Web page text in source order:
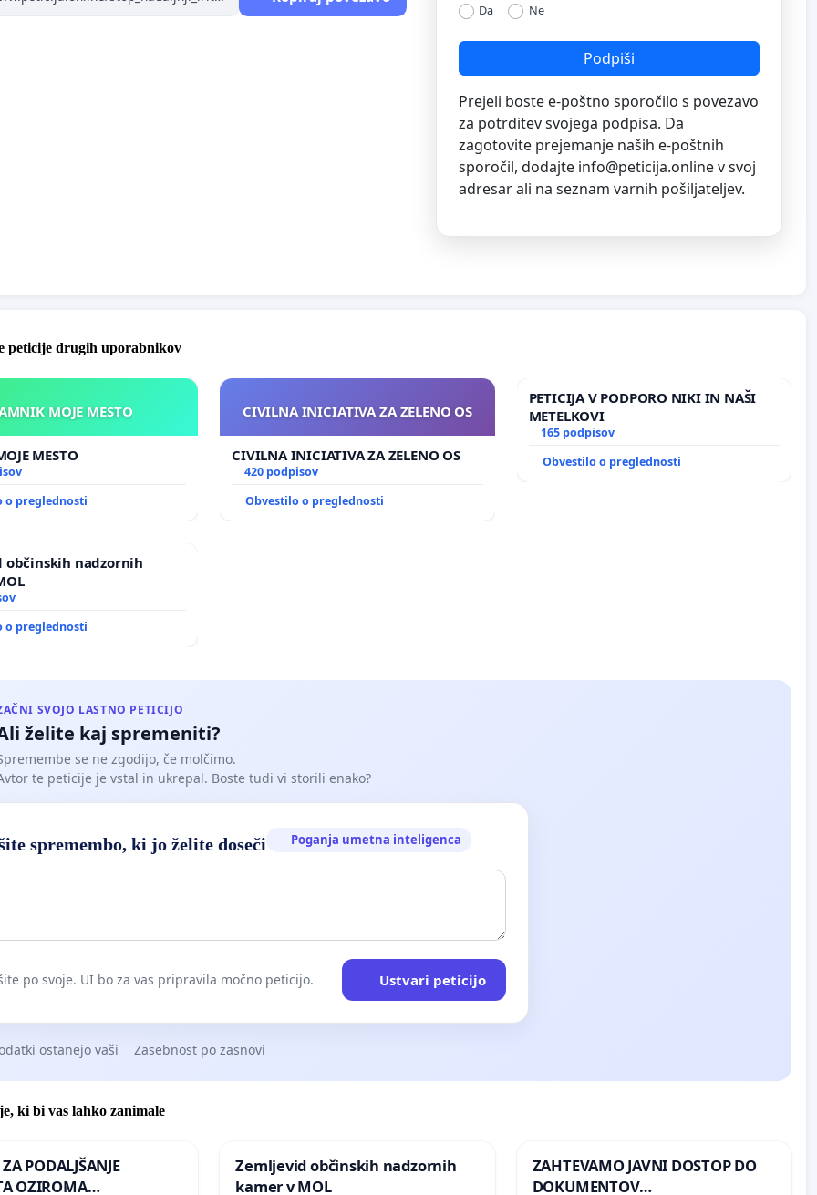
pregled postopkov,
Da Ne
Podpiši
Prejeli boste e-poštno sporočilo s povezavo
za potrditev svojega podpisa. Da
zagotovite prejemanje naših e-poštnih
sporočil, dodajte info@peticija.onlinev svoj
adresar ali na seznam varnih pošiljateljev.
peticije drugih uporabnikov
KAMNIK MOJE MESTO
KAMNIK MOJE MESTO
o preglednosti
CIVILNA INICIATIVA ZA ZELENO OS
CIVILNA INICIATIVA ZA ZELENO OS
420 podpisov
Obvestilo o preglednosti
PETICIJA V PODPORO NIKI IN NAŠI
METELKOVI
165 podpisov
Obvestilo o preglednosti
občinskih nadzornih
o preglednosti
SVOJO LASTNO PETICIJO
želite kaj spremeniti?
se ne zgodijo, če molčimo.
te peticije je vstal in ukrepal. Boste tudi vi storili enako?
spremembo, ki jo želite doseči Poganja umetna inteligenca
po svoje. UI bo za vas pripravila močno peticijo. Ustvari peticijo
ostanejo vaši Zasebnost po zasnovi
ki bi vas lahko zanimale
PODALJŠANJE
OZIROMA
Zemljevid občinskih nadzornih
kamer v MOL
ZAHTEVAMO JAVNI DOSTOP DO
DOKUMENTOV